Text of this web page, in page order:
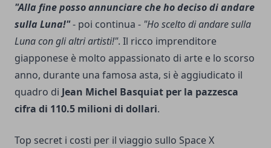
"Alla fine posso annunciare che ho deciso di andare
sulla Luna!"- poi continua - "Ho scelto di andare sulla
Luna con gli altri artisti!". Il ricco imprenditore
giapponese è molto appassionato di arte e lo scorso
anno, durante una famosa asta, si è aggiudicato il
quadro di Jean Michel Basquiat per la pazzesca
cifra di 110.5 milioni di dollari.
Top secret i costi per il viaggio sullo Space X